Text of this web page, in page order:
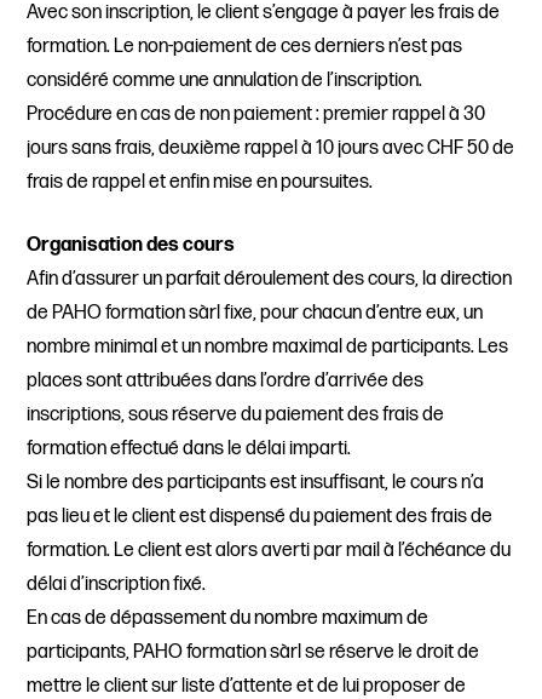
Avec son inscription, le client s’engage à payer les frais de
formation. Le non-paiement de ces derniers n’est pas
considéré comme une annulation de l’inscription.
Procédure en cas de non paiement : premier rappel à 30
jours sans frais, deuxième rappel à 10 jours avec CHF 50 de
frais de rappel et enfin mise en poursuites.
Organisation des cours
Afin d’assurer un parfait déroulement des cours, la direction
de PAHO formation sàrl fixe, pour chacun d’entre eux, un
nombre minimal et un nombre maximal de participants. Les
places sont attribuées dans l’ordre d’arrivée des
inscriptions, sous réserve du paiement des frais de
formation effectué dans le délai imparti.
Si le nombre des participants est insuffisant, le cours n’a
pas lieu et le client est dispensé du paiement des frais de
formation. Le client est alors averti par mail à l’échéance du
délai d’inscription fixé.
En cas de dépassement du nombre maximum de
participants, PAHO formation sàrl se réserve le droit de
mettre le client sur liste d’attente et de lui proposer de